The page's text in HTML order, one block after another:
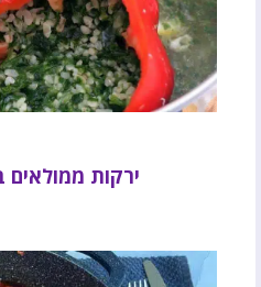
ירקות ממולאים